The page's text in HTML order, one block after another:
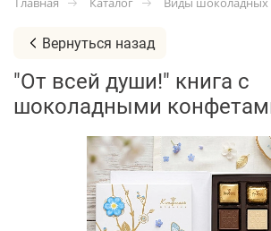
Вернуться назад
"От всей души!" книга с
шоколадными